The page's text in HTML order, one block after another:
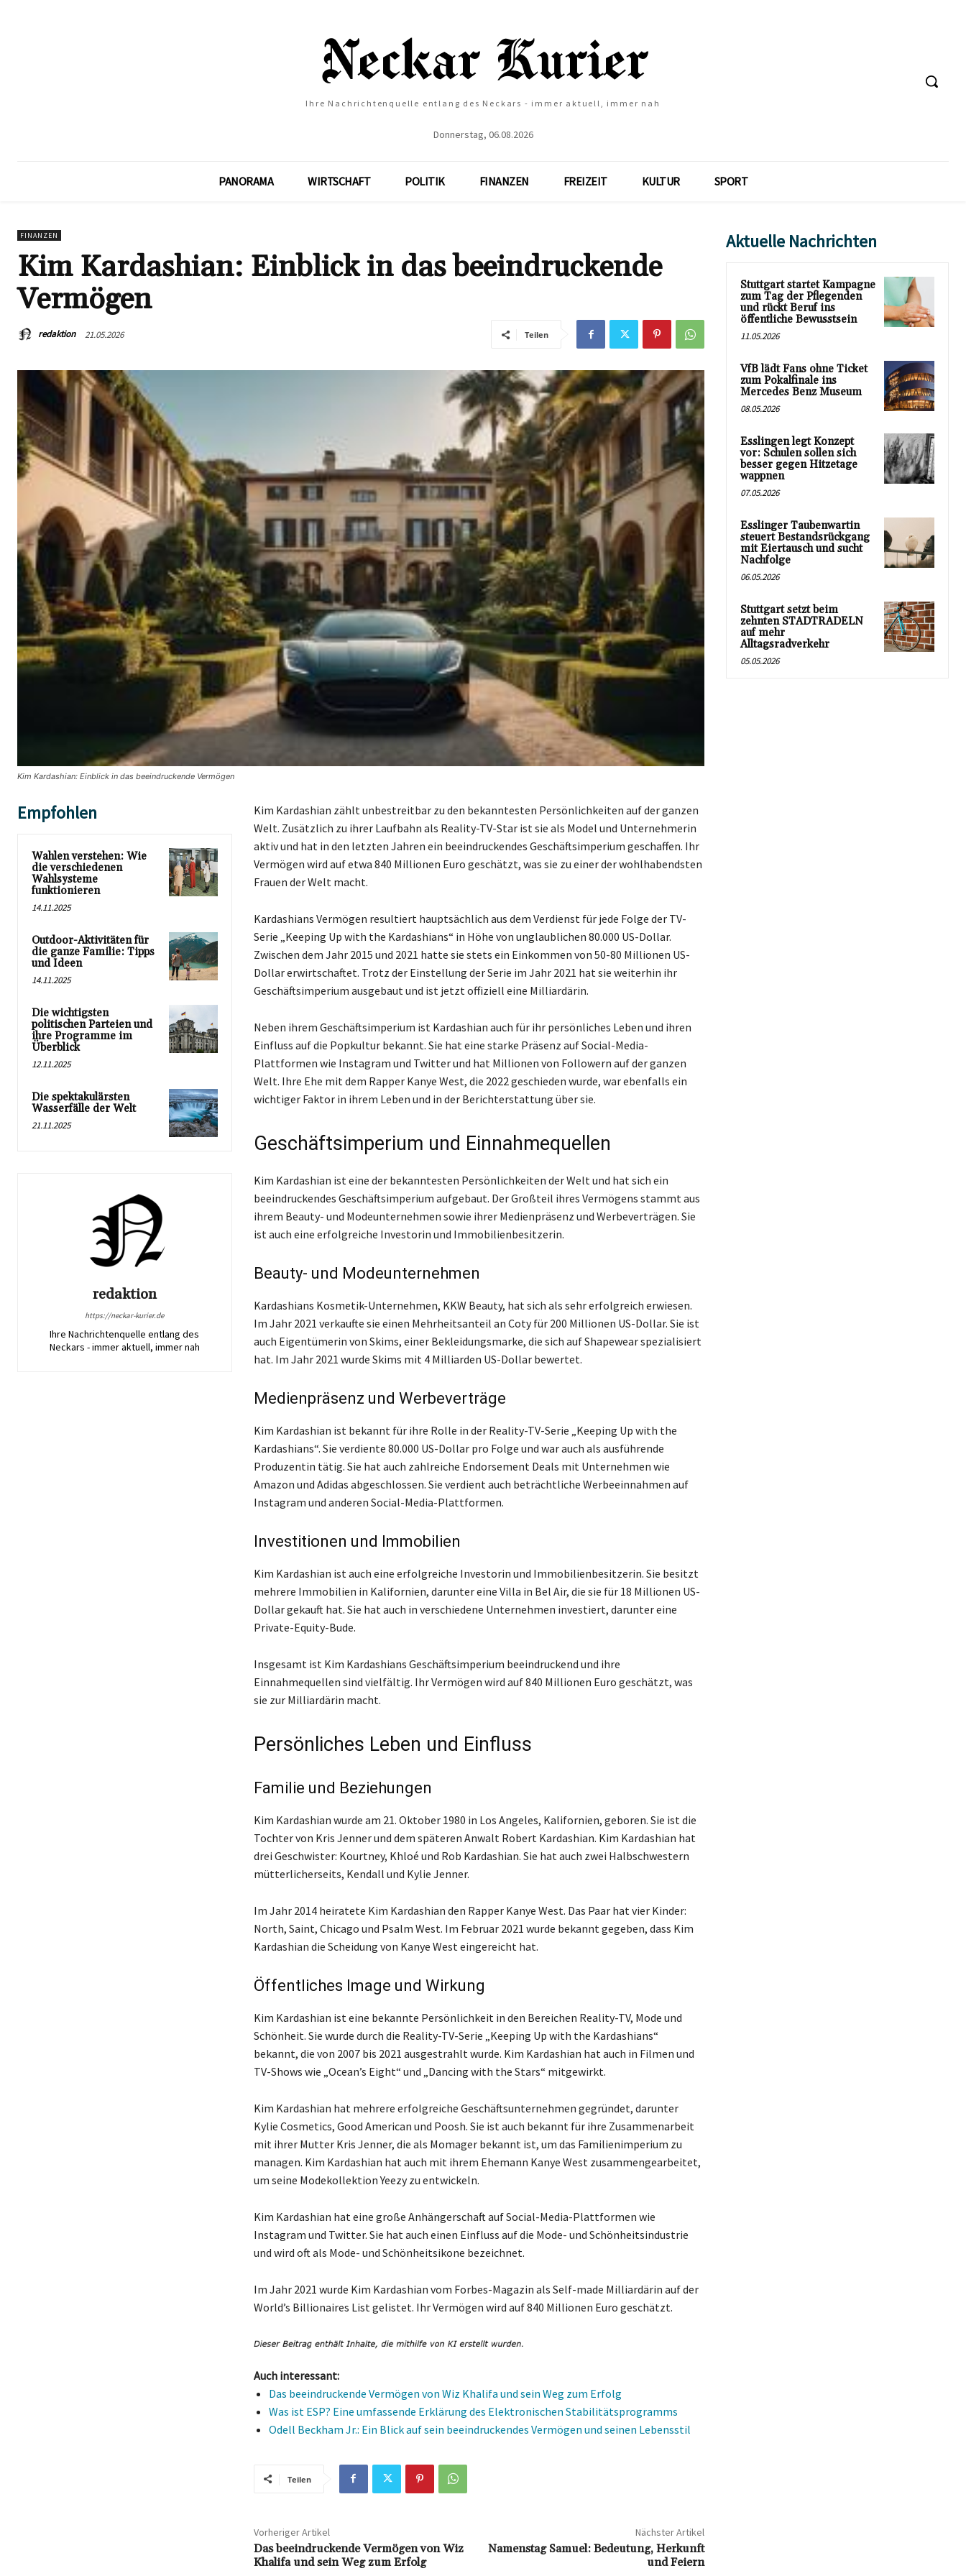
Ihre Nachrichtenquelle entlang des Neckars - immer aktuell, immer nah
Donnerstag, 06.08.2026
PANORAMA WIRTSCHAFT POLITIK FINANZEN FREIZEIT KULTUR SPORT
FINANZEN
Kim Kardashian: Einblick in das beeindruckende
Vermögen
redaktion 21.05.2026 Teilen
Kim Kardashian: Einblick in das beeindruckende Vermögen
Empfohlen
Wahlen verstehen: Wie
die verschiedenen
Wahlsysteme
funktionieren
14.11.2025
Outdoor-Aktivitäten für
die ganze Familie: Tipps
und Ideen
14.11.2025
Die wichtigsten
politischen Parteien und
ihre Programme im
Überblick
12.11.2025
Die spektakulärsten
Wasserfälle der Welt
21.11.2025
redaktion
https://neckar-kurier.de
Ihre Nachrichtenquelle entlang des
Neckars - immer aktuell, immer nah
Kim Kardashian zählt unbestreitbar zu den bekanntesten Persönlichkeiten auf der ganzen
Welt. Zusätzlich zu ihrer Laufbahn als Reality-TV-Star ist sie als Model und Unternehmerin
aktiv und hat in den letzten Jahren ein beeindruckendes Geschäftsimperium geschaffen. Ihr
Vermögen wird auf etwa 840 Millionen Euro geschätzt, was sie zu einer der wohlhabendsten
Frauen der Welt macht.
Kardashians Vermögen resultiert hauptsächlich aus dem Verdienst für jede Folge der TV-
Serie „Keeping Up with the Kardashians“ in Höhe von unglaublichen 80.000 US-Dollar.
Zwischen dem Jahr 2015 und 2021 hatte sie stets ein Einkommen von 50-80 Millionen US-
Dollar erwirtschaftet. Trotz der Einstellung der Serie im Jahr 2021 hat sie weiterhin ihr
Geschäftsimperium ausgebaut und ist jetzt offiziell eine Milliardärin.
Neben ihrem Geschäftsimperium ist Kardashian auch für ihr persönliches Leben und ihren
Einfluss auf die Popkultur bekannt. Sie hat eine starke Präsenz auf Social-Media-
Plattformen wie Instagram und Twitter und hat Millionen von Followern auf der ganzen
Welt. Ihre Ehe mit dem Rapper Kanye West, die 2022 geschieden wurde, war ebenfalls ein
wichtiger Faktor in ihrem Leben und in der Berichterstattung über sie.
Geschäftsimperium und Einnahmequellen
Kim Kardashian ist eine der bekanntesten Persönlichkeiten der Welt und hat sich ein
beeindruckendes Geschäftsimperium aufgebaut. Der Großteil ihres Vermögens stammt aus
ihrem Beauty- und Modeunternehmen sowie ihrer Medienpräsenz und Werbeverträgen. Sie
ist auch eine erfolgreiche Investorin und Immobilienbesitzerin.
Beauty- und Modeunternehmen
Kardashians Kosmetik-Unternehmen, KKW Beauty, hat sich als sehr erfolgreich erwiesen.
Im Jahr 2021 verkaufte sie einen Mehrheitsanteil an Coty für 200 Millionen US-Dollar. Sie ist
auch Eigentümerin von Skims, einer Bekleidungsmarke, die sich auf Shapewear spezialisiert
hat. Im Jahr 2021 wurde Skims mit 4 Milliarden US-Dollar bewertet.
Medienpräsenz und Werbeverträge
Kim Kardashian ist bekannt für ihre Rolle in der Reality-TV-Serie „Keeping Up with the
Kardashians“. Sie verdiente 80.000 US-Dollar pro Folge und war auch als ausführende
Produzentin tätig. Sie hat auch zahlreiche Endorsement Deals mit Unternehmen wie
Amazon und Adidas abgeschlossen. Sie verdient auch beträchtliche Werbeeinnahmen auf
Instagram und anderen Social-Media-Plattformen.
Investitionen und Immobilien
Kim Kardashian ist auch eine erfolgreiche Investorin und Immobilienbesitzerin. Sie besitzt
mehrere Immobilien in Kalifornien, darunter eine Villa in Bel Air, die sie für 18 Millionen US-
Dollar gekauft hat. Sie hat auch in verschiedene Unternehmen investiert, darunter eine
Private-Equity-Bude.
Insgesamt ist Kim Kardashians Geschäftsimperium beeindruckend und ihre
Einnahmequellen sind vielfältig. Ihr Vermögen wird auf 840 Millionen Euro geschätzt, was
sie zur Milliardärin macht.
Persönliches Leben und Einfluss
Familie und Beziehungen
Kim Kardashian wurde am 21. Oktober 1980 in Los Angeles, Kalifornien, geboren. Sie ist die
Tochter von Kris Jenner und dem späteren Anwalt Robert Kardashian. Kim Kardashian hat
drei Geschwister: Kourtney, Khloé und Rob Kardashian. Sie hat auch zwei Halbschwestern
mütterlicherseits, Kendall und Kylie Jenner.
Im Jahr 2014 heiratete Kim Kardashian den Rapper Kanye West. Das Paar hat vier Kinder:
North, Saint, Chicago und Psalm West. Im Februar 2021 wurde bekannt gegeben, dass Kim
Kardashian die Scheidung von Kanye West eingereicht hat.
Öffentliches Image und Wirkung
Kim Kardashian ist eine bekannte Persönlichkeit in den Bereichen Reality-TV, Mode und
Schönheit. Sie wurde durch die Reality-TV-Serie „Keeping Up with the Kardashians“
bekannt, die von 2007 bis 2021 ausgestrahlt wurde. Kim Kardashian hat auch in Filmen und
TV-Shows wie „Ocean’s Eight“ und „Dancing with the Stars“ mitgewirkt.
Kim Kardashian hat mehrere erfolgreiche Geschäftsunternehmen gegründet, darunter
Kylie Cosmetics, Good American und Poosh. Sie ist auch bekannt für ihre Zusammenarbeit
mit ihrer Mutter Kris Jenner, die als Momager bekannt ist, um das Familienimperium zu
managen. Kim Kardashian hat auch mit ihrem Ehemann Kanye West zusammengearbeitet,
um seine Modekollektion Yeezy zu entwickeln.
Kim Kardashian hat eine große Anhängerschaft auf Social-Media-Plattformen wie
Instagram und Twitter. Sie hat auch einen Einfluss auf die Mode- und Schönheitsindustrie
und wird oft als Mode- und Schönheitsikone bezeichnet.
Im Jahr 2021 wurde Kim Kardashian vom Forbes-Magazin als Self-made Milliardärin auf der
World’s Billionaires List gelistet. Ihr Vermögen wird auf 840 Millionen Euro geschätzt.
Auch interessant:
Das beeindruckende Vermögen von Wiz Khalifa und sein Weg zum Erfolg
Was ist ESP? Eine umfassende Erklärung des Elektronischen Stabilitätsprogramms
Odell Beckham Jr.: Ein Blick auf sein beeindruckendes Vermögen und seinen Lebensstil
Teilen
Vorheriger Artikel
Das beeindruckende Vermögen von Wiz
Khalifa und sein Weg zum Erfolg
Nächster Artikel
Namenstag Samuel: Bedeutung, Herkunft
und Feiern
Aktuelle Nachrichten
Stuttgart startet Kampagne
zum Tag der Pflegenden
und rückt Beruf ins
öffentliche Bewusstsein
11.05.2026
VfB lädt Fans ohne Ticket
zum Pokalfinale ins
Mercedes Benz Museum
08.05.2026
Esslingen legt Konzept
vor: Schulen sollen sich
besser gegen Hitzetage
wappnen
07.05.2026
Esslinger Taubenwartin
steuert Bestandsrückgang
mit Eiertausch und sucht
Nachfolge
06.05.2026
Stuttgart setzt beim
zehnten STADTRADELN
auf mehr
Alltagsradverkehr
05.05.2026